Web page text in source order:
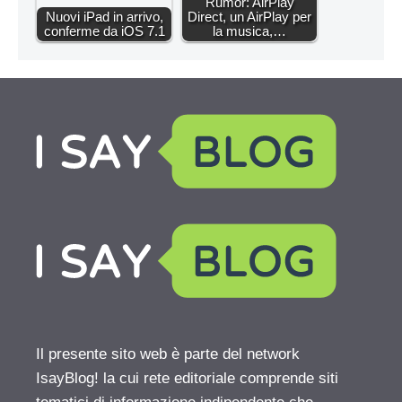
Nuovi iPad in arrivo,
conferme da iOS 7.1
Direct, un AirPlay per
la musica,…
Il presente sito web è parte del network
IsayBlog! la cui rete editoriale comprende siti